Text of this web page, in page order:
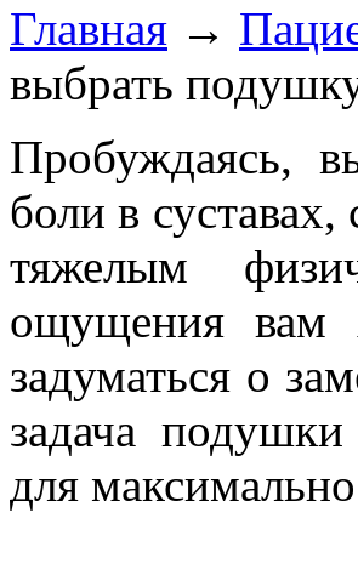
Главная →
выбрать
Пробуждаясь,
боли в
тяжелым
ощущения вам
задуматься о
задача
для